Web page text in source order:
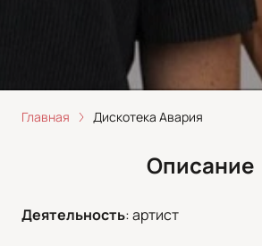
Главная Дискотека Авария
Описание
Деятельность:артист